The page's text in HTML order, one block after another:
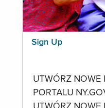
Sign Up
UTWÓRZ NOWE
PORTALU